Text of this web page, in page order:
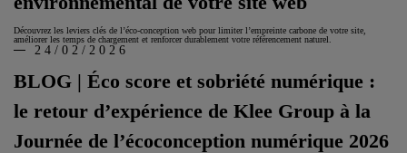
Découvrez les leviers clés de l’éco‑conception web pour limiter l’empreinte carbone de votre site,
améliorer les temps de chargement et renforcer durablement votre référencement naturel.
BLOG | Éco score et sobriété numérique :
le retour d’expérience de Klee Group à la
Journée de l’écoconception numérique 2026
24/02/2026